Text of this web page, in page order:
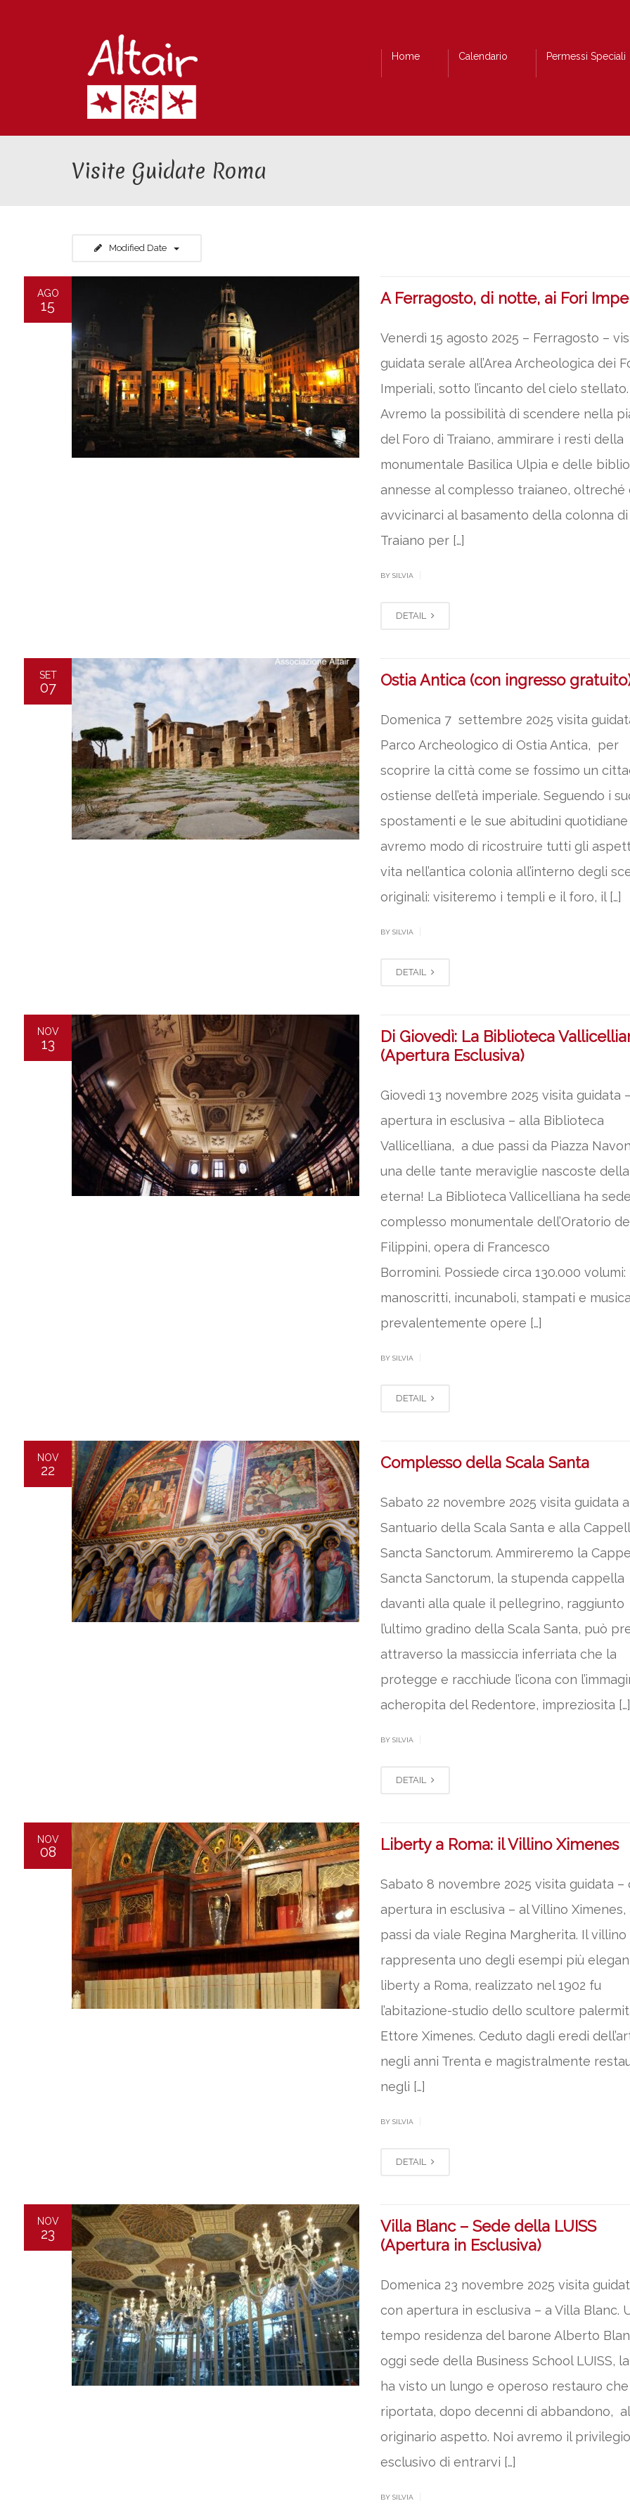
Home Calendario Permessi Speciali
Visite Guidate Roma
Modified Date
AGO
15 A Ferragosto, di notte, ai Fori
Venerdì 15 agosto 2025 – Ferragosto –
guidata serale all’Area Archeologica dei
Imperiali, sotto l’incanto del cielo stellato.
Avremo la possibilità di scendere nella
del Foro di Traiano, ammirare i resti della
monumentale Basilica Ulpia e delle
annesse al complesso traianeo, oltreché
avvicinarci al basamento della colonna di
Traiano per […]
BY SILVIA
DETAIL
SET
07 Ostia Antica (con ingresso
Domenica 7 settembre 2025 visita
Parco Archeologico di Ostia Antica, per
scoprire la città come se fossimo un
ostiense dell’età imperiale. Seguendo i
spostamenti e le sue abitudini quotidiane
avremo modo di ricostruire tutti gli
vita nell’antica colonia all’interno degli
originali: visiteremo i templi e il foro, il […]
BY SILVIA
DETAIL
NOV
13
Di Giovedì: La Biblioteca
(Apertura Esclusiva)
Giovedì 13 novembre 2025 visita guidata
apertura in esclusiva – alla Biblioteca
Vallicelliana, a due passi da Piazza
una delle tante meraviglie nascoste
eterna! La Biblioteca Vallicelliana ha
complesso monumentale dell’Oratorio
Filippini, opera di Francesco
Borromini. Possiede circa 130.000 volumi:
manoscritti, incunaboli, stampati e
prevalentemente opere […]
BY SILVIA
DETAIL
NOV
22 Complesso della Scala Santa
Sabato 22 novembre 2025 visita guidata
Santuario della Scala Santa e alla
Sancta Sanctorum. Ammireremo la
Sancta Sanctorum, la stupenda cappella
davanti alla quale il pellegrino, raggiunto
l’ultimo gradino della Scala Santa, può
attraverso la massiccia inferriata che la
protegge e racchiude l’icona con
acheropita del Redentore, impreziosita […]
BY SILVIA
DETAIL
NOV
08 Liberty a Roma: il Villino Ximenes
Sabato 8 novembre 2025 visita guidata –
apertura in esclusiva – al Villino Ximenes,
passi da viale Regina Margherita. Il villino
rappresenta uno degli esempi più
liberty a Roma, realizzato nel 1902 fu
l’abitazione-studio dello scultore
Ettore Ximenes. Ceduto dagli eredi
negli anni Trenta e magistralmente
negli […]
BY SILVIA
DETAIL
NOV
23
Villa Blanc – Sede della LUISS
(Apertura in Esclusiva)
Domenica 23 novembre 2025 visita
con apertura in esclusiva – a Villa Blanc.
tempo residenza del barone Alberto
oggi sede della Business School LUISS,
ha visto un lungo e operoso restauro che
riportata, dopo decenni di abbandono,
originario aspetto. Noi avremo il privilegio
esclusivo di entrarvi […]
BY SILVIA